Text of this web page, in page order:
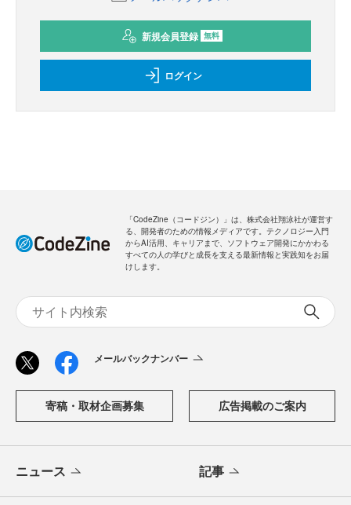
新規会員登録 無料
ログイン
「CodeZine（コードジン）」は、株式会社翔泳社が運営す
る、開発者のための情報メディアです。テクノロジー入門
からAI活用、キャリアまで、ソフトウェア開発にかかわる
すべての人の学びと成長を支える最新情報と実践知をお届
けします。
メールバックナンバー
寄稿・取材企画募集 広告掲載のご案内
ニュース 記事